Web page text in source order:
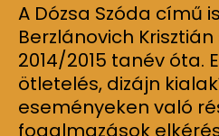
A Dózsa Szóda című
Berzlánovich
2014/2015 tanév óta.
ötletelés, dizájn
eseményeken való
fogalmazások